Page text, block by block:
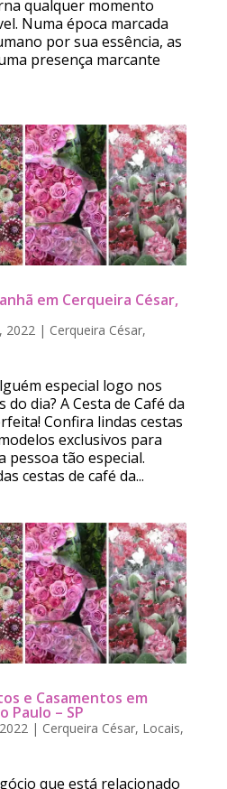
qualquer momento
Numa época marcada
por sua essência, as
presença marcante
em Cerqueira César,
2022| Cerqueira César,
especial logo nos
dia? A Cesta de Café da
Confira lindas cestas
exclusivos para
pessoa tão especial.
cestas de café da...
e Casamentos em
Paulo – SP
| Cerqueira César, Locais,
que está relacionado